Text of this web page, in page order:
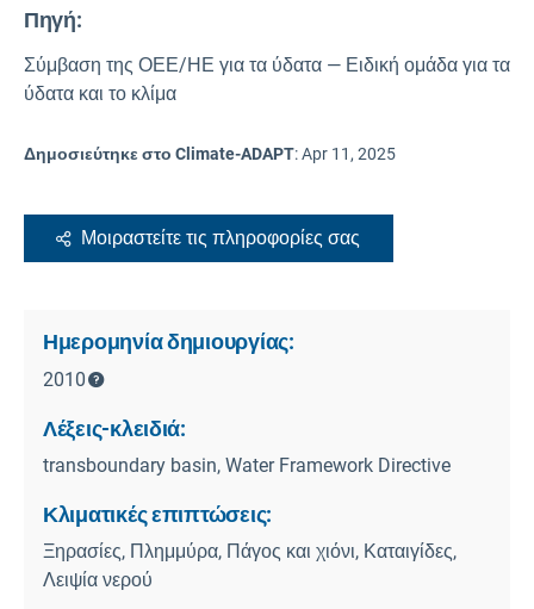
Πηγή:
Σύμβαση της ΟΕΕ/ΗΕ για τα ύδατα — Ειδική ομάδα για τα
ύδατα και το κλίμα
Δημοσιεύτηκε στο Climate-ADAPT:Apr 11, 2025
Μοιραστείτε τις πληροφορίες σας
Ημερομηνία δημιουργίας:
2010
Λέξεις-κλειδιά:
transboundary basin, Water Framework Directive
Κλιματικές επιπτώσεις:
Ξηρασίες, Πλημμύρα, Πάγος και χιόνι, Καταιγίδες,
Λειψία νερού